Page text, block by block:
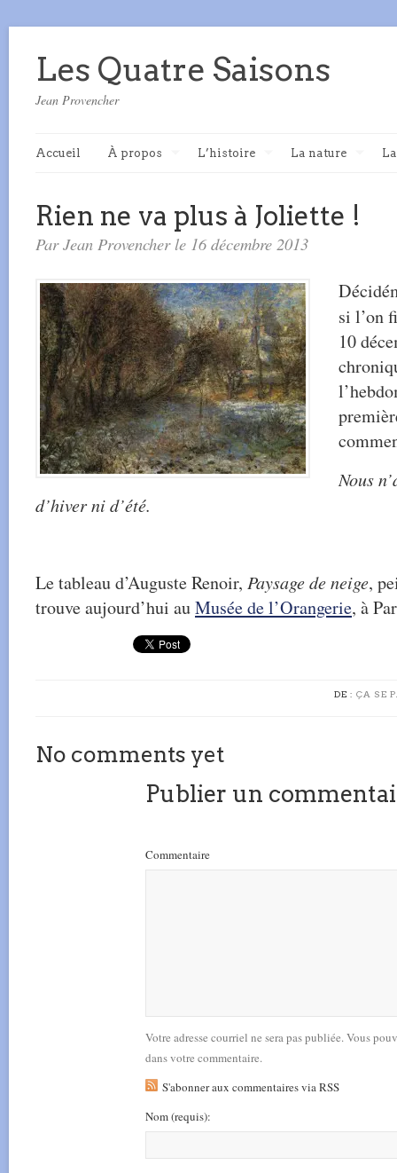
Les Quatre Saisons
Jean Provencher
Accueil À propos L’histoire La nature
Rien ne va plus à Joliette !
Par Jean Provencher le 16 décembre 2013
si l’on
10
Nous
d’hiver ni d’été.
Le tableau d’Auguste Renoir, Paysage de neige,
trouve aujourd’hui auMusée de l’Orangerie, à
DE : ÇA SE
No comments yet
Publier un
Commentaire
Votre adresse courriel ne sera pas publiée. Vous
dans votre commentaire.
S'abonner aux commentaires via RSS
Nom(requis):